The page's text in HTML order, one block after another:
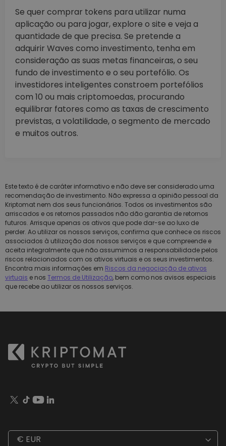
Se quer comprar tokens para utilizar numa
aplicação ou para jogar, explore o site e veja a
quantidade de que precisa. Se pretende a
adquirir Waves como investimento, tenha em
consideração as suas metas financeiras, o seu
fundo de investimento e o seu portefólio. Os
investidores inteligentes constroem portefólios
com 10 ou mais criptomoedas, procurando
equilibrar fatores como as taxas de crescimento
previstas, a volatilidade, o segmento de mercado
e muitos outros.
Este texto é de caráter informativo e não deve ser considerado uma
recomendação de investimento. Não expressa a opinião pessoal da
Kriptomat nem dos seus funcionários. Todos os investimentos são
arriscados e os retornos passados não dão garantia de retornos
futuros. Arrisque apenas os ativos que pode dar-se ao luxo de
perder. Ao utilizar os nossos serviços, confirma que conhece os riscos
associados à utilização dos nossos serviços e que compreende e
aceita integralmente que não assumimos a responsabilidade pelos
riscos relacionados com os ativos virtuais e os seus investimentos.
Encontra mais informações em Riscos da negociação de ativos
virtuais e nos Termos de Utilização, bem como nos avisos especiais
que recebe ao utilizar os nossos serviços.
€ EUR